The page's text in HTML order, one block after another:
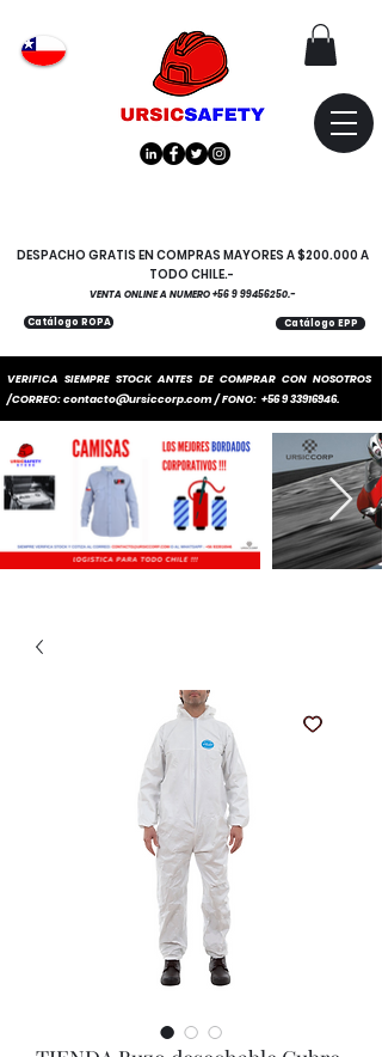
VERIFICA SIEMPRE STOCK ANTES DE COMPRAR CON NOSOTROS
/CORREO:contacto@ursiccorp.com/ FONO: +56 9 33916946.
Catálogo EPP
Catálogo ROPA
DESPACHO GRATIS EN COMPRAS MAYORES A $200.000 A
TODO CHILE.-
VENTA ONLINE A NUMERO+56 9 99456250.-